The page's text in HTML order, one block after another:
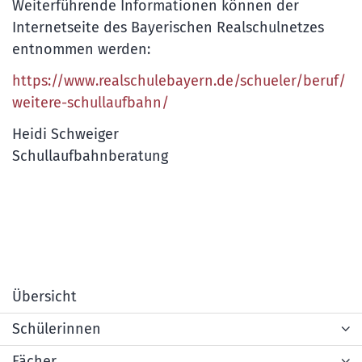
Weiterführende Informationen können der
Internetseite des Bayerischen Realschulnetzes
entnommen werden:
https://www.realschulebayern.de/schueler/beruf/
weitere-schullaufbahn/
Heidi Schweiger
Schullaufbahnberatung
Übersicht
Schülerinnen